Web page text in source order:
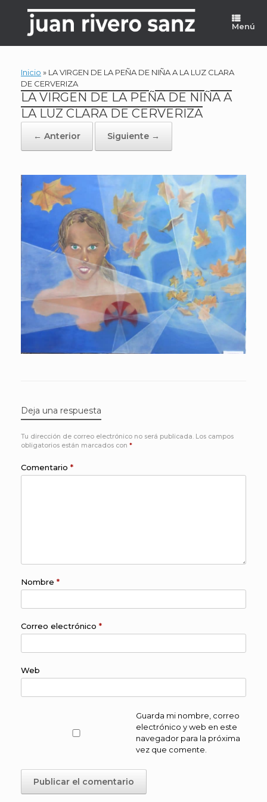
contenido
Menú
Inicio » LA VIRGEN DE LA PEÑA DE NIÑA A LA LUZ CLARA
DE CERVERIZA
LA VIRGEN DE LA PEÑA DE NIÑA A
LA LUZ CLARA DE CERVERIZA
← Anterior Siguiente →
Deja una respuesta
Tu dirección de correo electrónico no será publicada. Los campos
obligatorios están marcados con *
Comentario *
Nombre *
Correo electrónico *
Web
Guarda mi nombre, correo
electrónico y web en este
navegador para la próxima
vez que comente.